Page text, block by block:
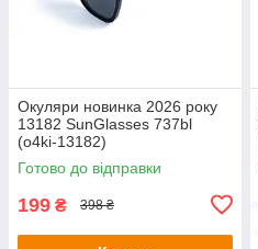
Окуляри новинка 2026 року
13182 SunGlasses 737bl
(o4ki-13182)
Готово до відправки
199 ₴ 398 ₴